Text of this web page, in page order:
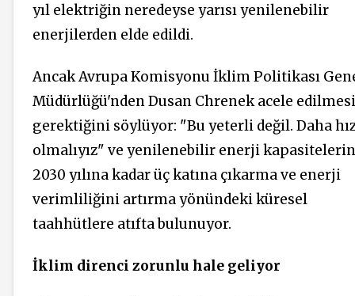
yıl elektriğin neredeyse yarısı yenilenebilir
enerjilerden elde edildi.
Ancak Avrupa Komisyonu İklim Politikası
Müdürlüğü'nden Dusan Chrenek acele edilmesi
gerektiğini söylüyor: "Bu yeterli değil. Daha
olmalıyız" ve yenilenebilir enerji
2030 yılına kadar üç katına çıkarma ve enerji
verimliliğini artırma yönündeki küresel
taahhütlere atıfta bulunuyor.
İklim direnci zorunlu hale geliyor